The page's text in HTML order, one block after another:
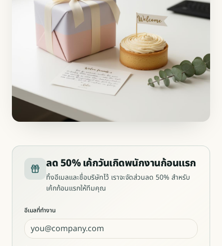
ลด 50% เค้กวันเกิดพนักงานก้อนแรก
ทิ้งอีเมลและชื่อบริษัทไว้ เราจะจัดส่วนลด 50% สำหรับ
เค้กก้อนแรกให้ทีมคุณ
อีเมลที่ทำงาน